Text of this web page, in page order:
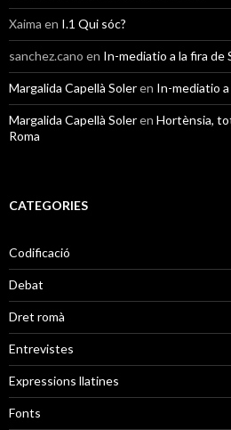
Xaima en I.1 Qui sóc?
sanchez.cano en In-mediatio a la fira de
Margalida Capellà Soleren In-mediatio
Margalida Capellà Soleren Hortènsia,
Roma
CATEGORIES
Codificació
Debat
Dret romà
Entrevistes
Expressions llatines
Fonts